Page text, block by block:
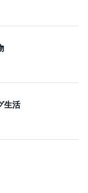
生活